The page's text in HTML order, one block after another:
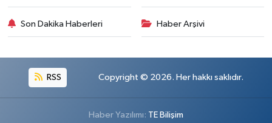
Son Dakika Haberleri Haber Arşivi
RSS Copyright © 2026. Her hakkı saklıdır.
Haber Yazılımı: TE Bilişim